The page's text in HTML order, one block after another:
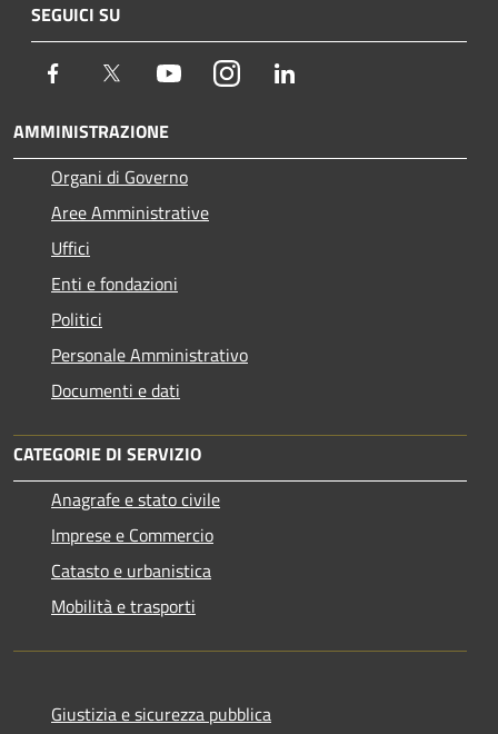
SEGUICI SU
Facebook Twitter YoutubeInstagram
AMMINISTRAZIONE
Organi di Governo
Aree Amministrative
Uffici
Enti e fondazioni
Politici
Personale Amministrativo
Documenti e dati
CATEGORIE DI SERVIZIO
Anagrafe e stato civile
Imprese e Commercio
Catasto e urbanistica
Mobilità e trasporti
Giustizia e sicurezza pubblica